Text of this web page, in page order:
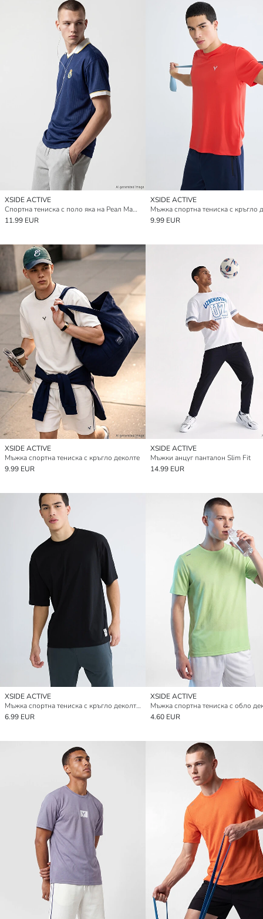
XSIDE ACTIVE
Спортна тениска с поло яка на Реал Мадрид с бродерия за мъже
11.99 EUR
XSIDE ACTIVE
9.99 EUR
XSIDE ACTIVE
Мъжка спортна тениска с кръгло деколте
9.99 EUR
XSIDE ACTIVE
Мъжки анцуг панталон Slim Fit
14.99 EUR
XSIDE ACTIVE
Мъжка спортна тениска с кръгло деколте.
6.99 EUR
XSIDE ACTIVE
Мъжка спортна тениска с обло
4.60 EUR